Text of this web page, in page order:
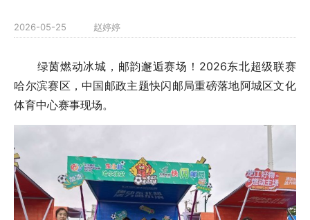
2026-05-25 赵婷婷
绿茵燃动冰城，邮韵邂逅赛场！2026东北超级联赛
哈尔滨赛区，中国邮政主题快闪邮局重磅落地阿城区文化
体育中心赛事现场。